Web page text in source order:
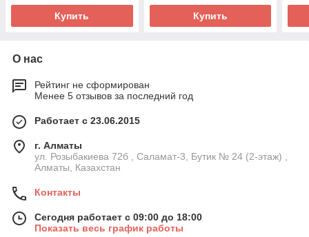
Купить Купить
О нас
Рейтинг не сформирован
Менее 5 отзывов за последний год
Работает с 23.06.2015
г. Алматы
ул. Розыбакиева 72б , Саламат-3, Бутик № 24 (2-этаж) ,
Алматы, Казахстан
Контакты
Сегодня работает с 09:00 до 18:00
Показать весь график работы